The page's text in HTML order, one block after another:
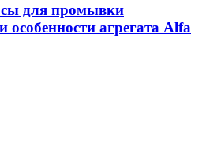
для промывки
особенности агрегата Alfa